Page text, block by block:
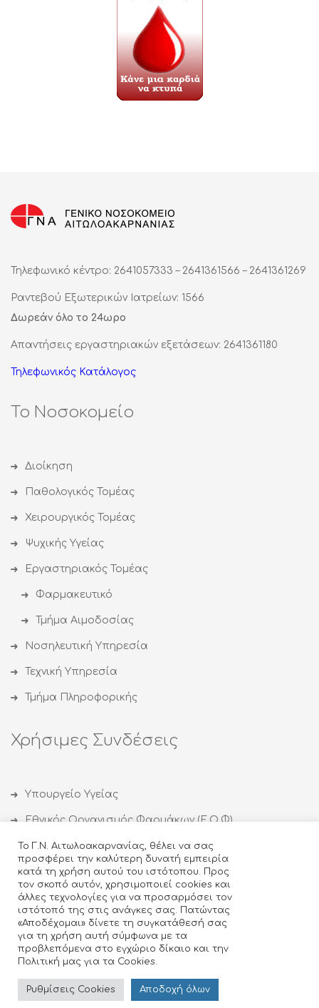
Τηλεφωνικό κέντρο: 2641057333 – 2641361566 – 2641361269
Ραντεβού Εξωτερικών Ιατρείων: 1566
Δωρεάν όλο το 24ωρο
Απαντήσεις εργαστηριακών εξετάσεων: 2641361180
Τηλεφωνικός Κατάλογος
Το Νοσοκομείο
Διοίκηση
Παθολογικός Τομέας
Χειρουργικός Τομέας
Ψυχικής Υγείας
Εργαστηριακός Τομέας
Φαρμακευτικό
Τμήμα Αιμοδοσίας
Νοσηλευτική Υπηρεσία
Τεχνική Υπηρεσία
Τμήμα Πληροφορικής
Χρήσιμες Συνδέσεις
Υπουργείο Υγείας
Εθνικός Οργανισμός Φαρμάκων (Ε.Ο.Φ)
Εθνικός Οργανισμός Δημόσιας Υγείας (ΕΟΔΥ)
Οργανισμός κατά των Ναρκωτικών (ΟΚΑΝΑ)
Ιατρικός Σύλλογος Αγρινίου
Κέντρο Θεραπείας Εξαρτημένων Ατόμων (ΚΕΘΕΑ)
Design & Developed by
- ©2018 Γενικό
Νοσοκομείο Αγρινίου
Το Γ.Ν. Αιτωλοακαρνανίας, θέλει να σας
προσφέρει την καλύτερη δυνατή εμπειρία
κατά τη χρήση αυτού του ιστότοπου. Προς
τον σκοπό αυτόν, χρησιμοποιεί cookies και
άλλες τεχνολογίες για να προσαρμόσει τον
ιστότοπό της στις ανάγκες σας. Πατώντας
«Αποδέχομαι» δίνετε τη συγκατάθεσή σας
για τη χρήση αυτή σύμφωνα με τα
προβλεπόμενα στο εγχώριο δίκαιο και την
Πολιτική μας για τα Cookies.
Ρυθμίσεις Cookies Αποδoχή όλων